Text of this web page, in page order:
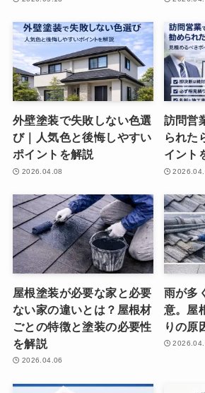
外壁塗装で失敗しない色選
び｜人気色と後悔しやすい
ポイントを解説
2026.04.08
訪問営
られた
イント
屋根塗装が必要な家と必要
ない家の違いとは？屋根材
ごとの特徴と塗装の必要性
を解説
2026.04.06
雨が多
意。屋
りの原